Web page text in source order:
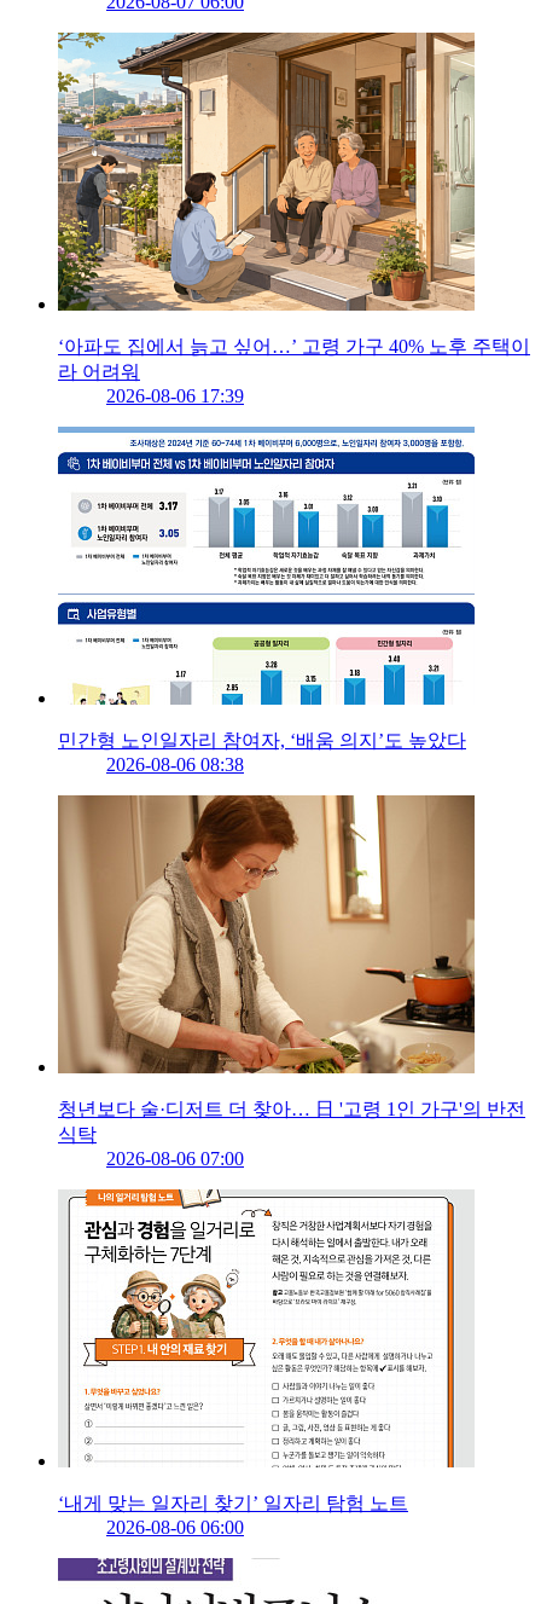
‘아파도 집에서 늙고 싶어…’ 고령 가구 40% 노후 주택이
라 어려워
2026-08-06 17:39
민간형 노인일자리 참여자, ‘배움 의지’도 높았다
2026-08-06 08:38
청년보다 술·디저트 더 찾아… 日 '고령 1인 가구'의 반전
식탁
2026-08-06 07:00
‘내게 맞는 일자리 찾기’ 일자리 탐험 노트
2026-08-06 06:00